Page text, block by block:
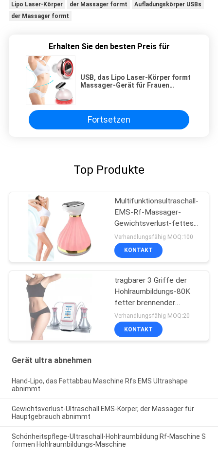
Lipo Laser-Körper der Massager formt
Aufladungskörper USBs
der Massager formt
Erhalten Sie den besten Preis für
USB, das Lipo Laser-Körper formt
Massager-Gerät für Frauen
Fortsetzen
Top Produkte
Multifunktionsultraschall-
EMS-Rf-Massager-
Gewichtsverlust-fettes
brennendes Maschinen-
Gerät
Verhandlungsfähig MOQ:100
KONTAKT
tragbarer 3 Griffe der
Hohlraumbildungs-80K
fetter brennender
Sculpting Rf, der
Maschine abnimmt
Verhandlungsfähig MOQ:20
KONTAKT
Gerät ultra abnehmen
Hand-Lipo, das Fettabbau Maschine Rfs EMS Ultrashape
abnimmt
Gewichtsverlust-Ultraschall EMS-Körper, der Massager für
Hauptgebrauch abnimmt
Schönheitspflege-Ultraschall-Hohlraumbildung Rf-Maschine S
formen Hohlraumbildungs-Maschine